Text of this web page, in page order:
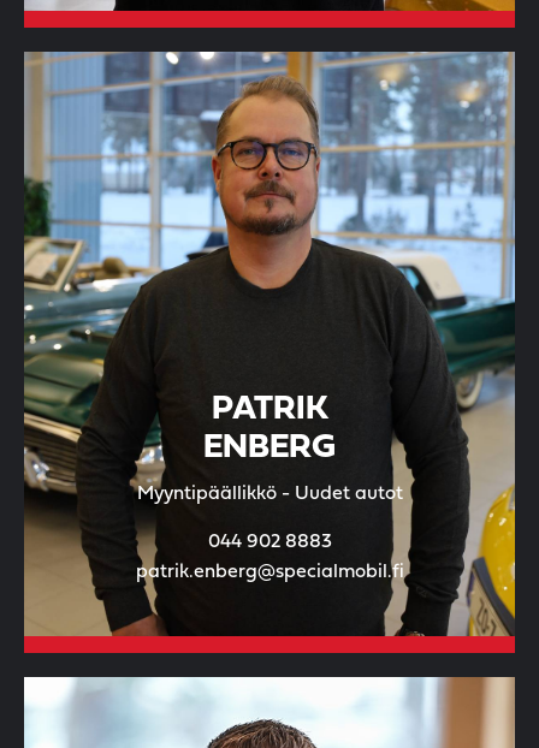
PATRIK
ENBERG
Myyntipäällikkö - Uudet autot
044 902 8883
patrik.enberg@specialmobil.fi